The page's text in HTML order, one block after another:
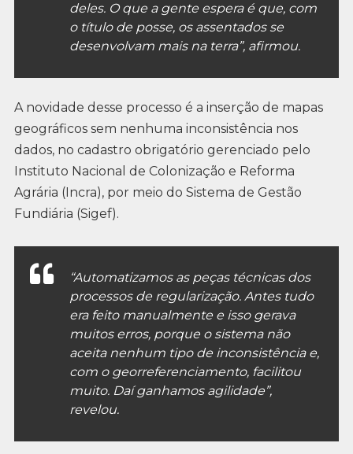
deles. O que a gente espera é que, com
o título de posse, os assentados se
desenvolvam mais na terra”, afirmou.
A novidade desse processo é a inserção de mapas
geográficos sem nenhuma inconsistência nos
dados, no cadastro obrigatório gerenciado pelo
Instituto Nacional de Colonização e Reforma
Agrária (Incra), por meio do Sistema de Gestão
Fundiária (Sigef).
“Automatizamos as peças técnicas dos
processos de regularização. Antes tudo
era feito manualmente e isso gerava
muitos erros, porque o sistema não
aceita nenhum tipo de inconsistência e,
com o georreferenciamento, facilitou
muito. Daí ganhamos agilidade”,
revelou.